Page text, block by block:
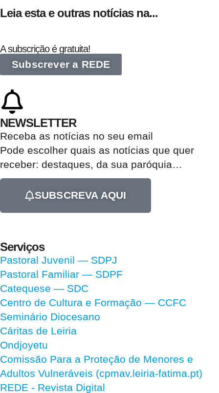
Leia esta e outras notícias na...
A subscrição é gratuita!
Subscrever a REDE
NEWSLETTER
Receba as notícias no seu email​
Pode escolher quais as notícias que quer
receber: destaques, da sua paróquia…
SUBSCREVA AQUI
Serviços
Pastoral Juvenil — SDPJ
Pastoral Familiar — SDPF
Catequese — SDC
Centro de Cultura e Formação — CCFC
Seminário Diocesano
Cáritas de Leiria
Ondjoyetu
Comissão Para a Proteção de Menores e
Adultos Vulneráveis (cpmav.leiria-fatima.pt)
REDE - Revista Digital